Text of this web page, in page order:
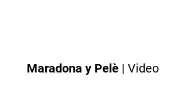
Maradona y Pelè| Video